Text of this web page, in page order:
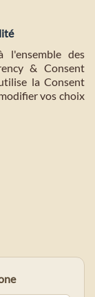
l'ensemble des
& Consent
la Consent
vos choix